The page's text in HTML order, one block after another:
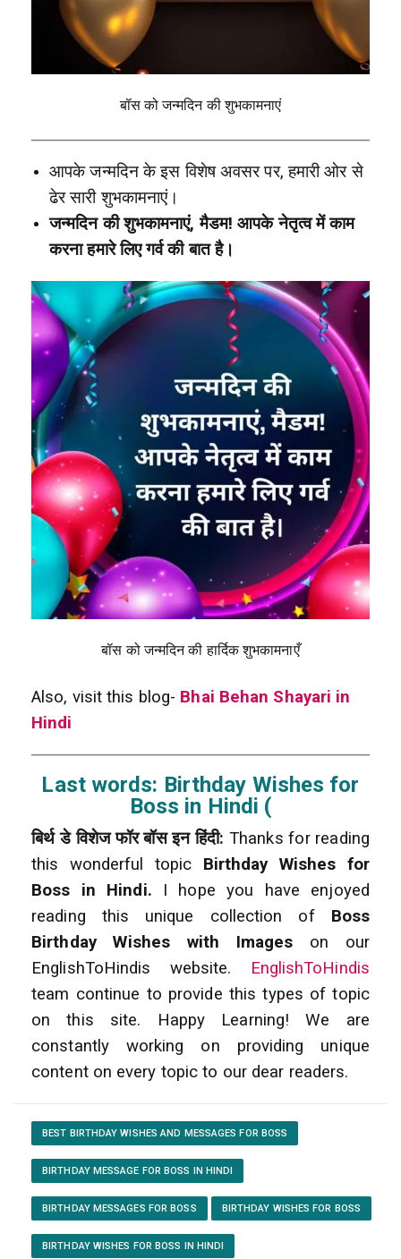
बॉस को जन्मदिन की शुभकामनाएं
आपके जन्मदिन के इस विशेष अवसर पर, हमारी ओर से
ढेर सारी शुभकामनाएं।
जन्मदिन की शुभकामनाएं, मैडम! आपके नेतृत्व में काम
करना हमारे लिए गर्व की बात है।
बॉस को जन्मदिन की हार्दिक शुभकामनाएँ
Also, visit this blog- Bhai Behan Shayari in
Hindi
Last words: Birthday Wishes for
Boss in Hindi (
बिर्थ डे विशेज फॉर बॉस इन हिंदी: Thanks for reading
this wonderful topic Birthday Wishes for
Boss in Hindi. I hope you have enjoyed
reading this unique collection of Boss
Birthday Wishes with Images on our
EnglishToHindis website.
EnglishToHindis
team continue to provide this types of topic
on this site. Happy Learning! We are
constantly working on providing unique
content on every topic to our dear readers.
BEST BIRTHDAY WISHES AND MESSAGES FOR BOSS
BIRTHDAY MESSAGE FOR BOSS IN HINDI
BIRTHDAY MESSAGES FOR BOSS BIRTHDAY WISHES FOR BOSS
BIRTHDAY WISHES FOR BOSS IN HINDI